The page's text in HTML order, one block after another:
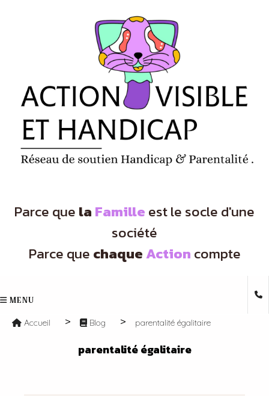
Parce que la Famille est le socle d'une
société
Parce que chaqueAction compte
MENU
Accueil Blog parentalité égalitaire
parentalité égalitaire